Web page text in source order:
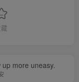
more uneasy.